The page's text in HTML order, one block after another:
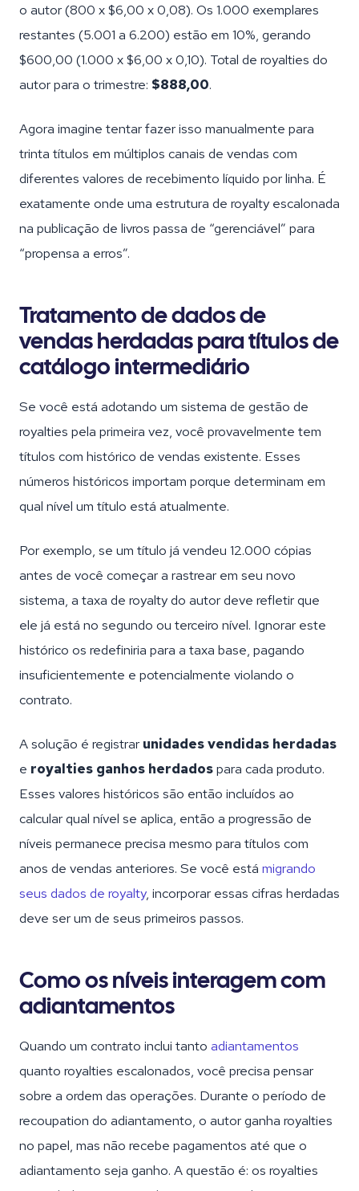
o autor (800 x $6,00 x 0,08). Os 1.000 exemplares
restantes (5.001 a 6.200) estão em 10%, gerando
$600,00 (1.000 x $6,00 x 0,10). Total de royalties do
autor para o trimestre: $888,00.
Agora imagine tentar fazer isso manualmente para
trinta títulos em múltiplos canais de vendas com
diferentes valores de recebimento líquido por linha. É
exatamente onde uma estrutura de royalty escalonada
na publicação de livros passa de “gerenciável” para
“propensa a erros”.
Tratamento de dados de
vendas herdadas para títulos de
catálogo intermediário
Se você está adotando um sistema de gestão de
royalties pela primeira vez, você provavelmente tem
títulos com histórico de vendas existente. Esses
números históricos importam porque determinam em
qual nível um título está atualmente.
Por exemplo, se um título já vendeu 12.000 cópias
antes de você começar a rastrear em seu novo
sistema, a taxa de royalty do autor deve refletir que
ele já está no segundo ou terceiro nível. Ignorar este
histórico os redefiniria para a taxa base, pagando
insuficientemente e potencialmente violando o
contrato.
A solução é registrar unidades vendidas herdadas
e royalties ganhos herdadospara cada produto.
Esses valores históricos são então incluídos ao
calcular qual nível se aplica, então a progressão de
níveis permanece precisa mesmo para títulos com
anos de vendas anteriores. Se você está migrando
seus dados de royalty, incorporar essas cifras herdadas
deve ser um de seus primeiros passos.
Como os níveis interagem com
adiantamentos
Quando um contrato inclui tanto adiantamentos
quanto royalties escalonados, você precisa pensar
sobre a ordem das operações. Durante o período de
recoupation do adiantamento, o autor ganha royalties
no papel, mas não recebe pagamentos até que o
adiantamento seja ganho. A questão é: os royalties